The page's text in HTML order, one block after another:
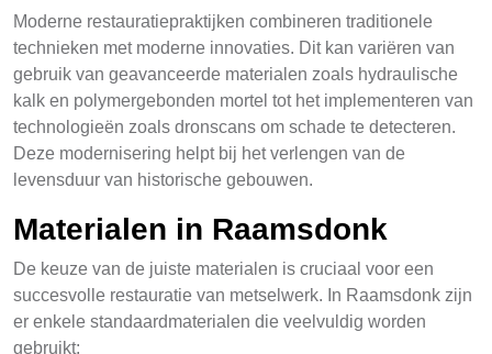
Moderne restauratiepraktijken combineren traditionele
technieken met moderne innovaties. Dit kan variëren van
gebruik van geavanceerde materialen zoals hydraulische
kalk en polymergebonden mortel tot het implementeren van
technologieën zoals dronscans om schade te detecteren.
Deze modernisering helpt bij het verlengen van de
levensduur van historische gebouwen.
Materialen in Raamsdonk
De keuze van de juiste materialen is cruciaal voor een
succesvolle restauratie van metselwerk. In Raamsdonk zijn
er enkele standaardmaterialen die veelvuldig worden
gebruikt: